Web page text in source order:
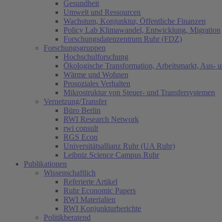
Gesundheit
Umwelt und Ressourcen
Wachstum, Konjunktur, Öffentliche Finanzen
Policy Lab Klimawandel, Entwicklung, Migration
Forschungsdatenzentrum Ruhr (FDZ)
Forschungsgruppen
Hochschulforschung
Ökologische Transformation, Arbeitsmarkt, Aus-
Wärme und Wohnen
Prosoziales Verhalten
Mikrostruktur von Steuer- und Transfersystemen
Vernetzung/Transfer
Büro Berlin
RWI Research Network
rwi consult
RGS Econ
Universitätsallianz Ruhr (UA Ruhr)
Leibniz Science Campus Ruhr
Publikationen
Wissenschaftlich
Referierte Artikel
Ruhr Economic Papers
RWI Materialien
RWI Konjunkturberichte
Politikberatend